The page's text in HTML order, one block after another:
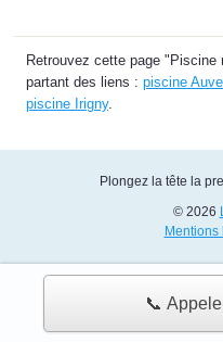
📞
Retrouvez cette page
partant des liens : piscine
piscine Irigny.
Plongez la tête la
© 2026
Mentions